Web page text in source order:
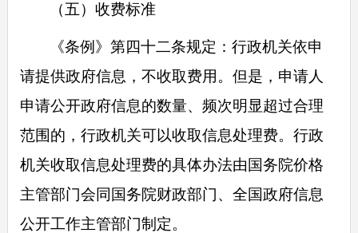
（五）收费标准
《条例》第四十二条规定：行政机关依申
请提供政府信息，不收取费用。但是，申请人
申请公开政府信息的数量、频次明显超过合理
范围的，行政机关可以收取信息处理费。行政
机关收取信息处理费的具体办法由国务院价格
主管部门会同国务院财政部门、全国政府信息
公开工作主管部门制定。